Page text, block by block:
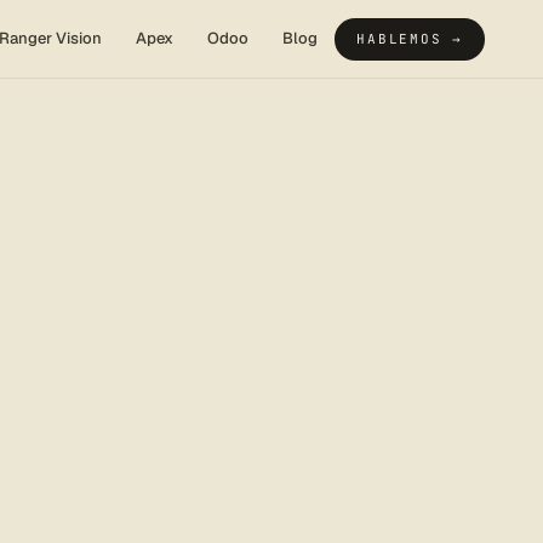
Ranger Vision Apex Odoo Blog HABLEMOS →